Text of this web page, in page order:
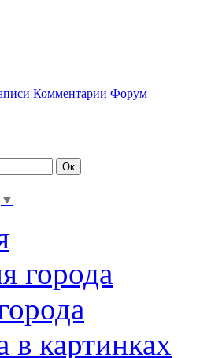
Комментарии Форум
▼
города
картинках